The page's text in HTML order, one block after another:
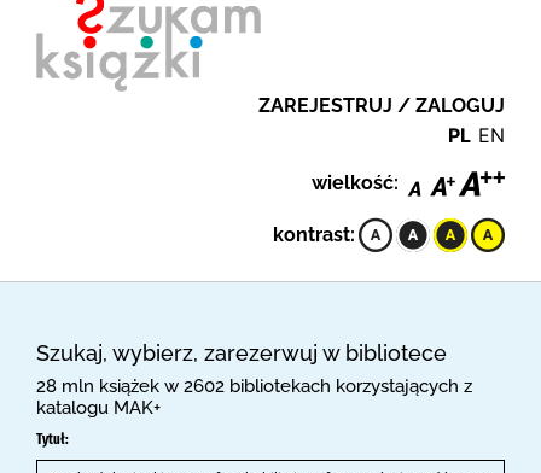
ZAREJESTRUJ / ZALOGUJ
PL EN
wielkość:
kontrast:
Szukaj, wybierz, zarezerwuj w bibliotece
28 mln książek w 2602 bibliotekach korzystających z
katalogu MAK+
Tytuł: